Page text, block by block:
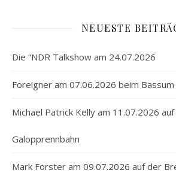
NEUESTE
Die “NDR Talkshow am 24.07.2026
Foreigner am 07.06.2026 beim
Michael Patrick Kelly am 11.07.2026
Galopprennbahn
Mark Forster am 09.07.2026 auf der